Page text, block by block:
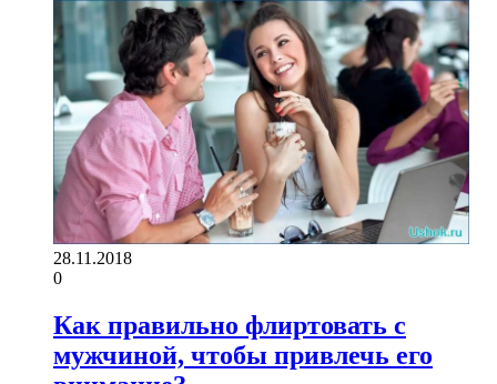
28.11.2018
0
Как правильно флиртовать с
мужчиной, чтобы привлечь его